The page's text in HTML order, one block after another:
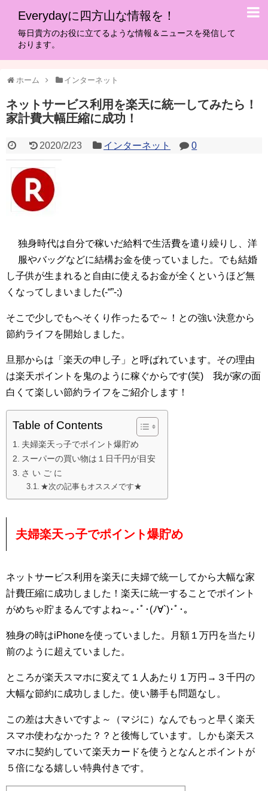
Everydayに四方山な情報を！
毎日貴方のお役に立てるような情報＆ニュースを発信して
おります。
ホーム インターネット
ネットサービス利用を楽天に統一してみたら！
家計費大幅圧縮に成功！
2020/2/23 インターネット 0
独身時代は自分で稼いだ給料で生活費を遣り繰りし、洋
服やバッグなどに結構お金を使っていました。でも結婚
し子供が生まれると自由に使えるお金が全くというほど無
くなってしまいました(-“”-;)
そこで少しでもへそくり作ったるで～！との強い決意から
節約ライフを開始しました。
旦那からは「楽天の申し子」と呼ばれています。その理由
は楽天ポイントを鬼のように稼ぐからです(笑) 我が家の面
白くて楽しい節約ライフをご紹介します！
Table of Contents
夫婦楽天っ子でポイント爆貯め
スーパーの買い物は１日千円が目安
さ い ご に
★次の記事もオススメです★
夫婦楽天っ子でポイント爆貯め
ネットサービス利用を楽天に夫婦で統一してから大幅な家
計費圧縮に成功しました！楽天に統一することでポイント
がめちゃ貯まるんですよね～｡･ﾟ･(ﾉ∀`)･ﾟ･｡
独身の時はiPhoneを使っていました。月額１万円を当たり
前のように超えていました。
ところが楽天スマホに変えて１人あたり１万円→３千円の
大幅な節約に成功しました。使い勝手も問題なし。
この差は大きいですよ～（マジに）なんでもっと早く楽天
スマホ使わなかった？？と後悔しています。しかも楽天ス
マホに契約していて楽天カードを使うとなんとポイントが
５倍になる嬉しい特典付きです。